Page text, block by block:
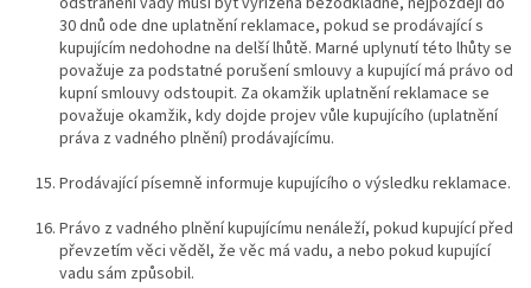
30 dnů ode dne uplatnění reklamace, pokud se prodávající s
kupujícím nedohodne na delší lhůtě. Marné uplynutí této lhůty se
považuje za podstatné porušení smlouvy a kupující má právo od
kupní smlouvy odstoupit. Za okamžik uplatnění reklamace se
považuje okamžik, kdy dojde projev vůle kupujícího (uplatnění
práva z vadného plnění) prodávajícímu.
Prodávající písemně informuje kupujícího o výsledku reklamace.
Právo z vadného plnění kupujícímu nenáleží, pokud kupující před
převzetím věci věděl, že věc má vadu, a nebo pokud kupující
vadu sám způsobil.